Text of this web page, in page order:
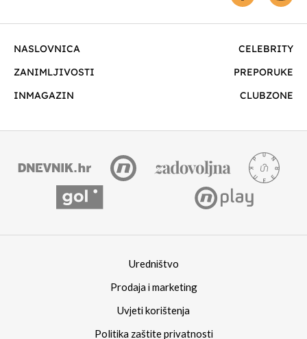
NASLOVNICA
CELEBRITY
ZANIMLJIVOSTI
PREPORUKE
INMAGAZIN
CLUBZONE
Uredništvo
Prodaja i marketing
Uvjeti korištenja
Politika zaštite privatnosti